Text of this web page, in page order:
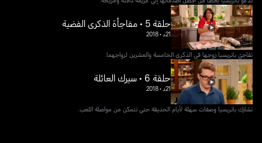
حلقة 5 • مفاجأة الذكرى الفضية
21د •
2018
تفاجئ باتريسيا زوجها في الذكرى الخامسة والعشرين لزواجهما.
حلقة 6 • سيرك العائلة
21د •
2018
تشارك باتريسيا وصفات سهلة لأيام الحديقة حتى تتمكن من مواصلة اللعب.